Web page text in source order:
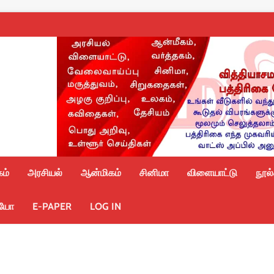
அரசியல் ஆன்மிகம் சினிமா விளையாட்டு
E-PAPER LOG IN